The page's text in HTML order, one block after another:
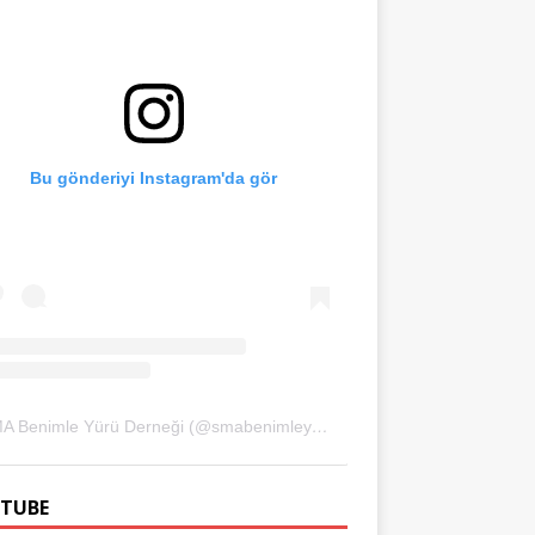
Bu gönderiyi Instagram'da gör
SMA Benimle Yürü Derneği (@smabenimleyuru)'in paylaştığı bir gönderi